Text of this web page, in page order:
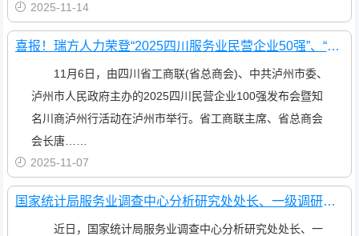
2025-11-14
喜报！瑞方人力荣登“2025四川服务业民营企业50强”、“2025年四川服务业企业100强”双榜
11月6日，由四川省工商联(省总商会)、中共泸州市委、
泸州市人民政府主办的2025四川民营企业100强发布会暨知
名川商泸州行活动在泸州市举行。省工商联主席、省总商会
会长唐……
2025-11-07
国家统计局服务业调查中心分析研究处处长、一级调研员展国殿一行莅临瑞方人力考察调研
近日，国家统计局服务业调查中心分析研究处处长、一